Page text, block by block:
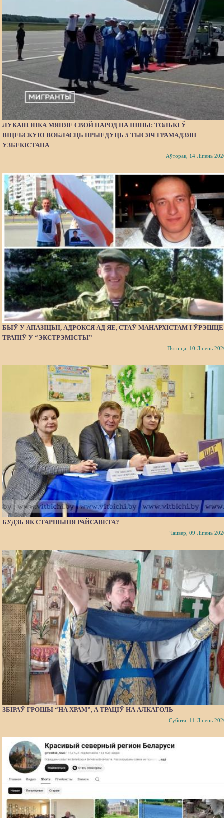
ЛУКАШЭНКА МЯНЯЕ СВОЙ НАРОД НА ІНШЫ: ТОЛЬКІ Ў
ВІЦЕБСКУЮ ВОБЛАСЦЬ ПРЫЕДУЦЬ 5 ТЫСЯЧ ГРАМАДЗЯН
УЗБЕКІСТАНА
Аўторак, 14 Ліпень
БЫЎ У АПАЗІЦЫІ, АДРОКСЯ АД ЯЕ, СТАЎ МАНАРХІСТАМ І ЎРЭШЦЕ
ТРАПІЎ У “ЭКСТРЭМІСТЫ”
Пятніца, 10 Ліпень
БУДЗЬ ЯК СТАРШЫНЯ РАЙСАВЕТА?
Чацвер, 09 Ліпень
ЗБІРАЎ ГРОШЫ “НА ХРАМ”, А ТРАЦІЎ НА АЛКАГОЛЬ
Субота, 11 Ліпень